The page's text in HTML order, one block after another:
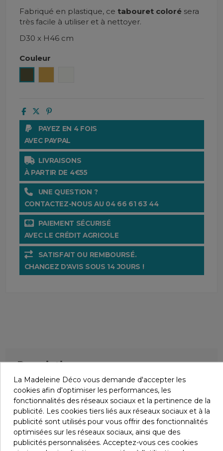
Fabriqué en plastique, ce tabouret colorésera
très facile à utiliser et à nettoyer.
D30 x H46 cm
Couleur
PAYEZ EN 4 FOIS
AVEC PAYPAL
LIVRAISONS
À PARTIR DE 4€55
UNE QUESTION ?
CONTACTEZ-NOUS AU 04 66 61 63 44
PAIEMENT SÉCURISÉ
AVEC LE CRÉDIT AGRICOLE
SATISFAIT OU REMBOURSÉ.
CHANGEZ D'AVIS SOUS 14 JOURS !
Description
Cetabouret poufprendra volontiers place dans
n’importe quelle pièce de la maison commesiège
d’appointpratique.
La Madeleine Déco vous demande d'accepter les
cookies afin d'optimiser les performances, les
fonctionnalités des réseaux sociaux et la pertinence de la
publicité. Les cookies tiers liés aux réseaux sociaux et à la
publicité sont utilisés pour vous offrir des fonctionnalités
optimisées sur les réseaux sociaux, ainsi que des
publicités personnalisées. Acceptez-vous ces cookies